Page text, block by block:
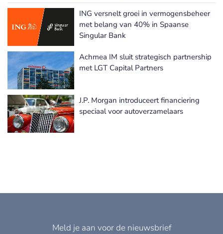
Meer Investment Management nieuws
ING versnelt groei in vermogensbeheer
met belang van 40% in Spaanse
Singular Bank
Achmea IM sluit strategisch partnership
met LGT Capital Partners
J.P. Morgan introduceert financiering
speciaal voor autoverzamelaars
Meld je aan voor de nieuwsbrief